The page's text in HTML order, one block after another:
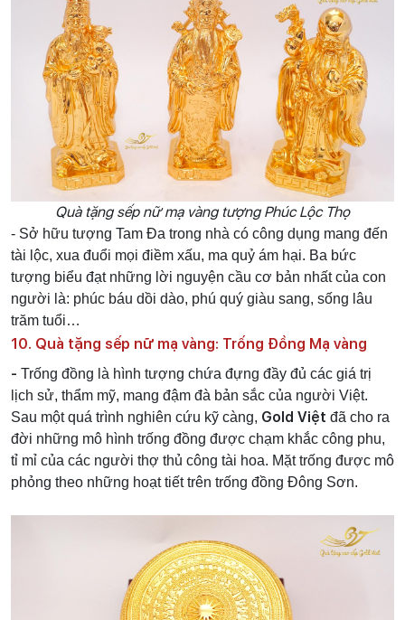
Quà tặng sếp nữ mạ vàng tượng Phúc Lộc Thọ
- Sở hữu tượng Tam Đa trong nhà có công dụng mang đến
tài lộc, xua đuổi mọi điềm xấu, ma quỷ ám hại. Ba bức
tượng biểu đạt những lời nguyện cầu cơ bản nhất của con
người là: phúc báu dồi dào, phú quý giàu sang, sống lâu
trăm tuổi…
10. Quà tặng sếp nữ mạ vàng: Trống Đồng Mạ vàng
- Trống đồng là hình tượng chứa đựng đầy đủ các giá trị
lịch sử, thẩm mỹ, mang đậm đà bản sắc của người Việt.
Sau một quá trình nghiên cứu kỹ càng, Gold Việt đã cho ra
đời những mô hình trống đồng được chạm khắc công phu,
tỉ mỉ của các người thợ thủ công tài hoa. Mặt trống được mô
phỏng theo những hoạt tiết trên trống đồng Đông Sơn.